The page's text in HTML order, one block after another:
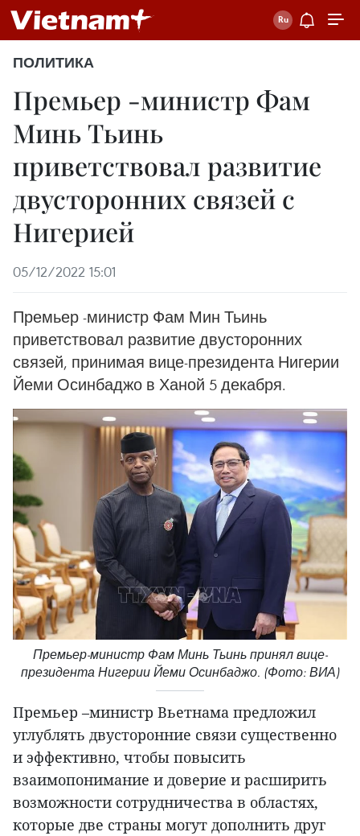
ПОЛИТИКА
Премьер -министр Фам
Минь Тьинь
приветствовал развитие
двусторонних связей с
Нигерией
05/12/2022 15:01
Премьер -министр Фам Мин Тьинь
приветствовал развитие двусторонних
связей, принимая вице-президента Нигерии
Йеми Осинбаджо в Ханой 5 декабря.
Премьер-министр Фам Минь Тьинь принял вице-
президента Нигерии Йеми Осинбаджо. (Фото: ВИА)
Премьер –министр Вьетнама предложил
углублять двусторонние связи существенно
и эффективно, чтобы повысить
взаимопонимание и доверие и расширить
возможности сотрудничества в областях,
которые две страны могут дополнить друг